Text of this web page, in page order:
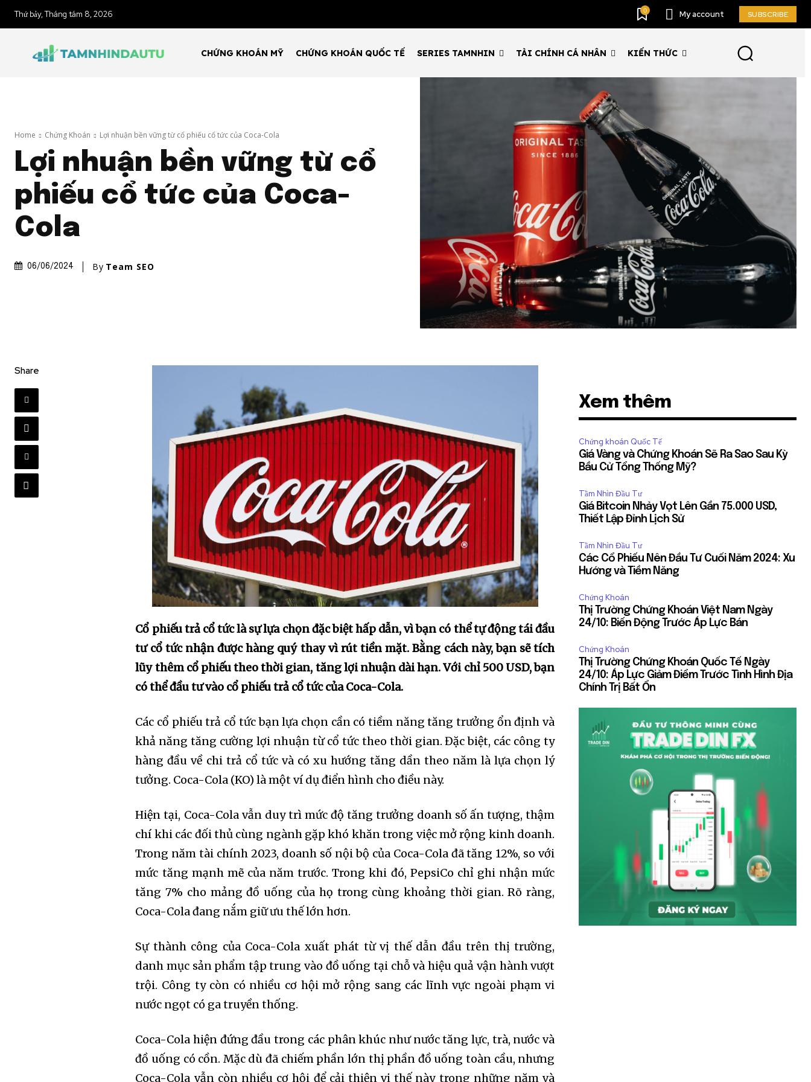
Join our community of
of the conversation.
To subscribe, simply enter your email address on our website or click
Thứ bảy, Tháng tám 8, 2026 0 My account SUBSCRIBE
CHỨNG KHOÁN MỸ CHỨNG KHOÁN QUỐC TẾ SERIES TAMNHIN TÀI CHÍNH CÁ NHÂN KIẾN THỨC
Home Chứng Khoán Lợi nhuận bền vững từ cổ phiếu cổ tức của Coca-Cola
Lợi nhuận bền vững từ cổ
phiếu cổ tức của Coca-
Cola
06/06/2024 By Team SEO
Share
Cổ phiếu trả cổ tức là sự lựa chọn đặc biệt hấp dẫn, vì bạn có thể tự động tái đầu
tư cổ tức nhận được hàng quý thay vì rút tiền mặt. Bằng cách này, bạn sẽ tích
lũy thêm cổ phiếu theo thời gian, tăng lợi nhuận dài hạn. Với chỉ 500 USD, bạn
có thể đầu tư vào cổ phiếu trả cổ tức của Coca-Cola.
Các cổ phiếu trả cổ tức bạn lựa chọn cần có tiềm năng tăng trưởng ổn định và
khả năng tăng cường lợi nhuận từ cổ tức theo thời gian. Đặc biệt, các công ty
hàng đầu về chi trả cổ tức và có xu hướng tăng dần theo năm là lựa chọn lý
tưởng. Coca-Cola (KO) là một ví dụ điển hình cho điều này.
Hiện tại, Coca-Cola vẫn duy trì mức độ tăng trưởng doanh số ấn tượng, thậm
chí khi các đối thủ cùng ngành gặp khó khăn trong việc mở rộng kinh doanh.
Trong năm tài chính 2023, doanh số nội bộ của Coca-Cola đã tăng 12%, so với
mức tăng mạnh mẽ của năm trước. Trong khi đó, PepsiCo chỉ ghi nhận mức
tăng 7% cho mảng đồ uống của họ trong cùng khoảng thời gian. Rõ ràng,
Coca-Cola đang nắm giữ ưu thế lớn hơn.
Sự thành công của Coca-Cola xuất phát từ vị thế dẫn đầu trên thị trường,
danh mục sản phẩm tập trung vào đồ uống tại chỗ và hiệu quả vận hành vượt
trội. Công ty còn có nhiều cơ hội mở rộng sang các lĩnh vực ngoài phạm vi
nước ngọt có ga truyền thống.
Coca-Cola hiện đứng đầu trong các phân khúc như nước tăng lực, trà, nước và
đồ uống có cồn. Mặc dù đã chiếm phần lớn thị phần đồ uống toàn cầu, nhưng
Coca-Cola vẫn còn nhiều cơ hội để cải thiện vị thế này trong những năm và
Xem thêm
Chứng khoán Quốc Tế
Giá Vàng và Chứng Khoán Sẽ Ra Sao Sau Kỳ
Bầu Cử Tổng Thống Mỹ?
Tầm Nhìn Đầu Tư
Giá Bitcoin Nhảy Vọt Lên Gần 75.000 USD,
Thiết Lập Đỉnh Lịch Sử
Tầm Nhìn Đầu Tư
Các Cổ Phiếu Nên Đầu Tư Cuối Năm 2024: Xu
Hướng và Tiềm Năng
Chứng Khoán
Thị Trường Chứng Khoán Việt Nam Ngày
24/10: Biến Động Trước Áp Lực Bán
Chứng Khoán
Thị Trường Chứng Khoán Quốc Tế Ngày
24/10: Áp Lực Giảm Điểm Trước Tình Hình Địa
Chính Trị Bất Ổn